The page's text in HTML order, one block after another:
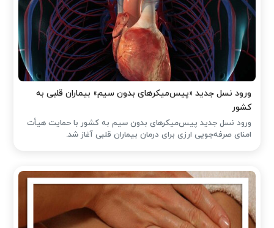
ورود نسل جدید «پیس‌میکرهای بدون سیم» بیماران قلبی به
کشور
ورود نسل جدید پیس‌میکرهای بدون سیم به کشور با حمایت هیأت
امنای صرفه‌جویی ارزی برای درمان بیماران قلبی آغاز شد.